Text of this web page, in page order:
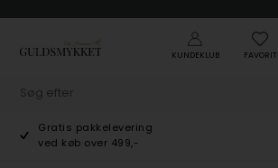
KUNDEKLUB FAVORIT
Gratis pakkelevering
ved køb over 499,-